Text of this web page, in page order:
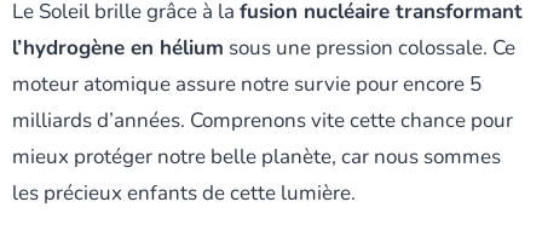
Le Soleil brille grâce à la fusion nucléaire transformant
l’hydrogène en hélium sous une pression colossale. Ce
moteur atomique assure notre survie pour encore 5
milliards d’années. Comprenons vite cette chance pour
mieux protéger notre belle planète, car nous sommes
les précieux enfants de cette lumière.